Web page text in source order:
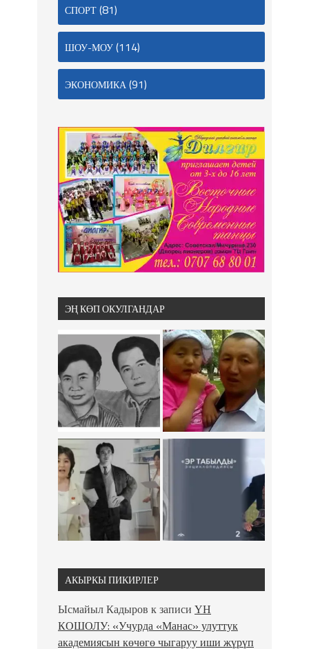
СПОРТ(81)
ШОУ-МОУ(114)
ЭКОНОМИКА(91)
ЭҢ КӨП ОКУЛГАНДАР
АКЫРКЫ ПИКИРЛЕР
Ысмайыл Кадыров к записи ҮН
КОШОЛУ: «Учурда «Манас» улуттук
академиясын көчөгө чыгаруу иши жүрүп